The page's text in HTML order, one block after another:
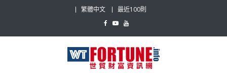
繁體中文 最近100則